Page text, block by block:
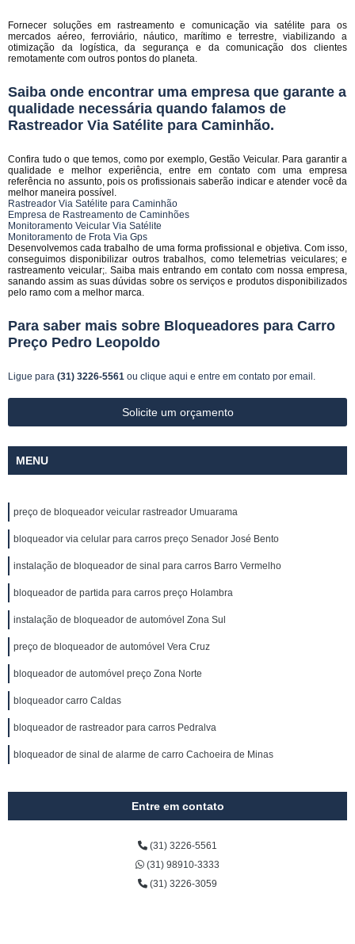
Fornecer soluções em rastreamento e comunicação via satélite para os
mercados aéreo, ferroviário, náutico, marítimo e terrestre, viabilizando a
otimização da logística, da segurança e da comunicação dos clientes
remotamente com outros pontos do planeta.
Saiba onde encontrar uma empresa que garante a
qualidade necessária quando falamos de
Rastreador Via Satélite para Caminhão.
Confira tudo o que temos, como por exemplo, Gestão Veicular. Para garantir a
qualidade e melhor experiência, entre em contato com uma empresa
referência no assunto, pois os profissionais saberão indicar e atender você da
melhor maneira possível.
Rastreador Via Satélite para Caminhão
Empresa de Rastreamento de Caminhões
Monitoramento Veicular Via Satélite
Monitoramento de Frota Via Gps
Desenvolvemos cada trabalho de uma forma profissional e objetiva. Com isso,
conseguimos disponibilizar outros trabalhos, como telemetrias veiculares; e
rastreamento veicular;. Saiba mais entrando em contato com nossa empresa,
sanando assim as suas dúvidas sobre os serviços e produtos disponibilizados
pelo ramo com a melhor marca.
Para saber mais sobre Bloqueadores para Carro
Preço Pedro Leopoldo
Ligue para (31) 3226-5561 ou clique aqui e entre em contato por email.
Solicite um orçamento
MENU
preço de bloqueador veicular rastreador Umuarama
bloqueador via celular para carros preço Senador José Bento
instalação de bloqueador de sinal para carros Barro Vermelho
bloqueador de partida para carros preço Holambra
instalação de bloqueador de automóvel Zona Sul
preço de bloqueador de automóvel Vera Cruz
bloqueador de automóvel preço Zona Norte
bloqueador carro Caldas
bloqueador de rastreador para carros Pedralva
bloqueador de sinal de alarme de carro Cachoeira de Minas
Entre em contato
(31) 3226-5561
(31) 98910-3333
(31) 3226-3059